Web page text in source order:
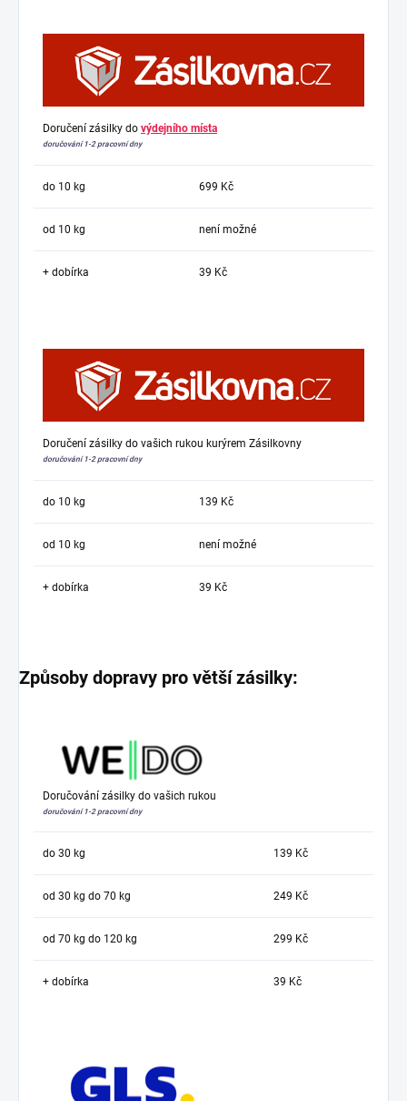
Doručení zásilky do výdejního místa
doručování 1-2 pracovní dny
do 10 kg 699 Kč
od 10 kg není možné
+ dobírka 39 Kč
Doručení zásilky do vašich rukou kurýrem Zásilkovny
doručování 1-2 pracovní dny
do 10 kg 139 Kč
od 10 kg není možné
+ dobírka 39 Kč
Způsoby dopravy pro větší zásilky:
Doručování zásilky do vašich rukou
doručování 1-2 pracovní dny
do 30 kg 139 Kč
od 30 kg do 70 kg 249 Kč
od 70 kg do 120 kg 299 Kč
+ dobírka 39 Kč